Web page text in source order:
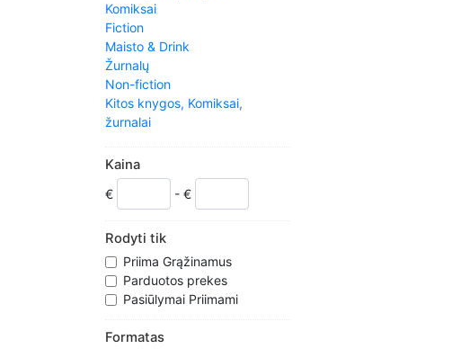
Komiksai
Fiction
Maisto & Drink
Žurnalų
Non-fiction
Kitos knygos, Komiksai,
žurnalai
Kaina
€ - €
Rodyti tik
Priima Grąžinamus
Parduotos prekes
Pasiūlymai Priimami
Formatas